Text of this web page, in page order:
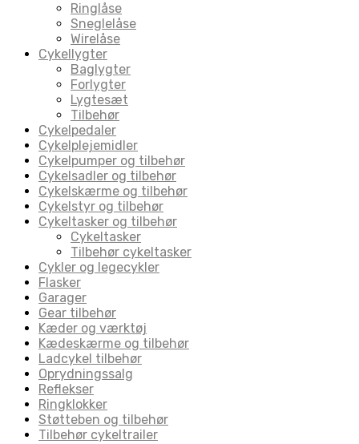
Ringlåse
Sneglelåse
Wirelåse
Cykellygter
Baglygter
Forlygter
Lygtesæt
Tilbehør
Cykelpedaler
Cykelplejemidler
Cykelpumper og tilbehør
Cykelsadler og tilbehør
Cykelskærme og tilbehør
Cykelstyr og tilbehør
Cykeltasker og tilbehør
Cykeltasker
Tilbehør cykeltasker
Cykler og legecykler
Flasker
Garager
Gear tilbehør
Kæder og værktøj
Kædeskærme og tilbehør
Ladcykel tilbehør
Oprydningssalg
Reflekser
Ringklokker
Støtteben og tilbehør
Tilbehør cykeltrailer